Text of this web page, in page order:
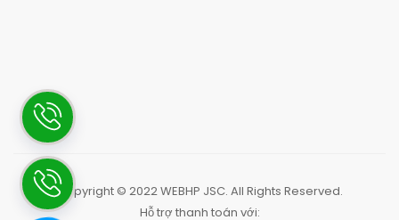
Copyright © 2022WEBHP JSC. All Rights Reserved.
Hỗ trợ thanh toán với: